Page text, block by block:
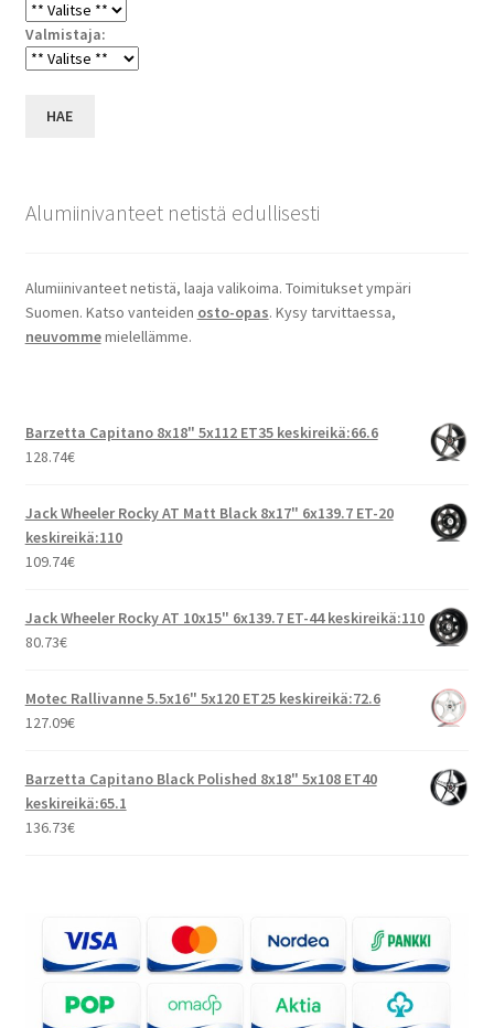
Valmistaja:
HAE
Alumiinivanteet netistä edullisesti
Alumiinivanteet netistä, laaja valikoima. Toimitukset ympäri
Suomen. Katso vanteiden osto-opas. Kysy tarvittaessa,
neuvommemielellämme.
Barzetta Capitano 8x18" 5x112 ET35 keskireikä:66.6
128.74€
Jack Wheeler Rocky AT Matt Black 8x17" 6x139.7 ET-20
keskireikä:110
109.74€
Jack Wheeler Rocky AT 10x15" 6x139.7 ET-44 keskireikä:110
80.73€
Motec Rallivanne 5.5x16" 5x120 ET25 keskireikä:72.6
127.09€
Barzetta Capitano Black Polished 8x18" 5x108 ET40
keskireikä:65.1
136.73€